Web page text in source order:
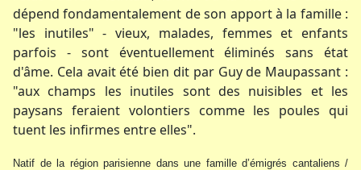
dépend fondamentalement de son apport à la famille :
"les inutiles" - vieux, malades, femmes et enfants
parfois - sont éventuellement éliminés sans état
d'âme. Cela avait été bien dit par Guy de Maupassant :
"aux champs les inutiles sont des nuisibles et les
paysans feraient volontiers comme les poules qui
tuent les infirmes entre elles".
Natif de la région parisienne dans une famille d’émigrés cantaliens /